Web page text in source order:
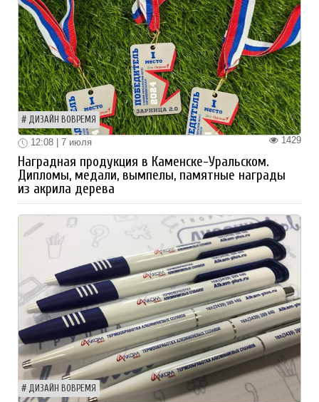
ДИЗАЙН ВОВРЕМЯ
1429
12:08 | 7 июля
Наградная продукция в Каменске-Уральском.
Дипломы, медали, вымпелы, памятные награды
из акрила дерева
ДИЗАЙН ВОВРЕМЯ